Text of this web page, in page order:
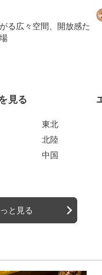
る広々空間、開放感た
見る
東北
北陸
中国
と見る